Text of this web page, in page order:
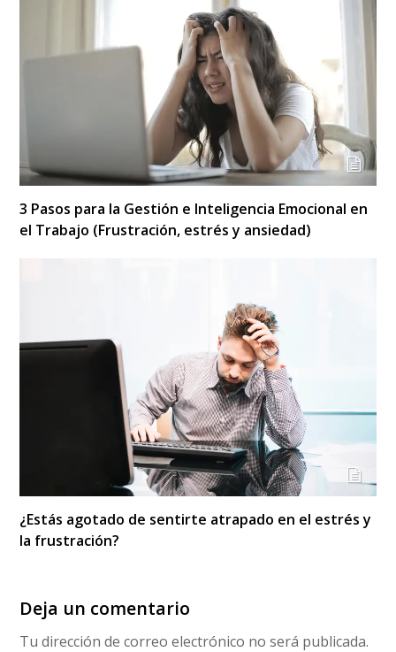
3 Pasos para la Gestión e Inteligencia Emocional en
el Trabajo (Frustración, estrés y ansiedad)
¿Estás agotado de sentirte atrapado en el estrés y
la frustración?
Deja un comentario
Tu dirección de correo electrónico no será publicada.